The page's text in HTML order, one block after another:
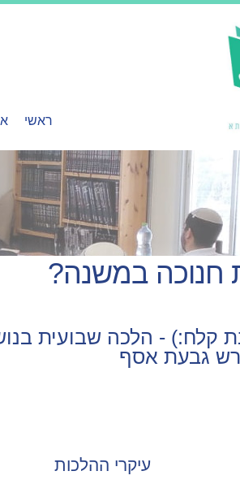
ראשי
חנוכה במשנה?
קלח:) - הלכה שבועית
גבעת אסף
עיקרי ההלכות